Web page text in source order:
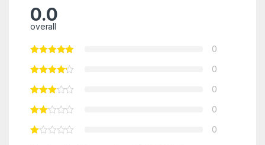
0.0
overall
0
0
0
0
0